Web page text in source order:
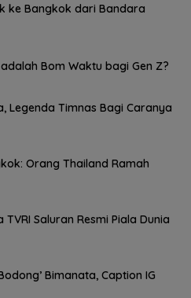
ke Bangkok dari Bandara
adalah Bom Waktu bagi Gen Z?
Legenda Timnas Bagi Caranya
Orang Thailand Ramah
Saluran Resmi Piala Dunia
Bimanata, Caption IG